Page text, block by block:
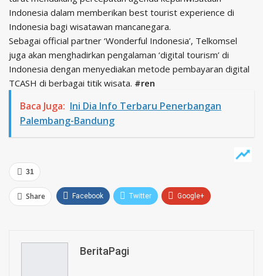
Indonesia dalam memberikan best tourist experience di
Indonesia bagi wisatawan mancanegara.
Sebagai official partner ‘Wonderful Indonesia’, Telkomsel
juga akan menghadirkan pengalaman ‘digital tourism’ di
Indonesia dengan menyediakan metode pembayaran digital
TCASH di berbagai titik wisata. #ren
Baca Juga: Ini Dia Info Terbaru Penerbangan
Palembang-Bandung
31
Share Facebook Twitter Google+
Email
BeritaPagi